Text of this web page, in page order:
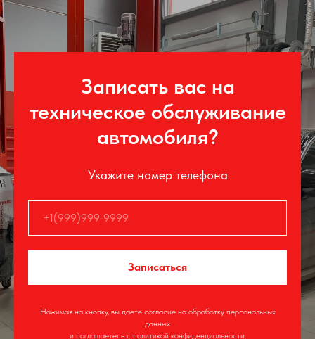
Записать вас на
техническое обслуживание
автомобиля?
Укажите номер телефона
Записаться
Нажимая на кнопку, вы даете согласие на обработку персональных
данных
и соглашаетесь c политикой конфиденциальности.